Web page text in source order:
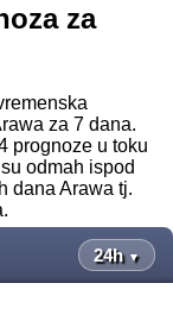
za
za 7 dana.
prognoze u toku
odmah ispod
dana Arawa tj.
24h ▼